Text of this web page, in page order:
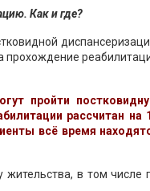
Как и где?
прохождение
пройти
рассчитан на
всё время
в том числе